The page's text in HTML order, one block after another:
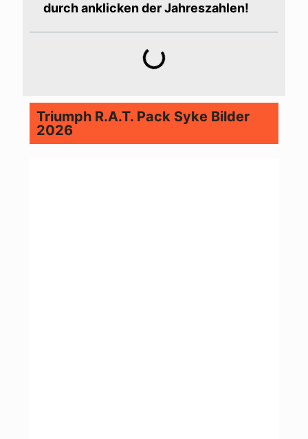
durch anklicken der Jahreszahlen!
Triumph R.A.T. Pack Syke Bilder
2026